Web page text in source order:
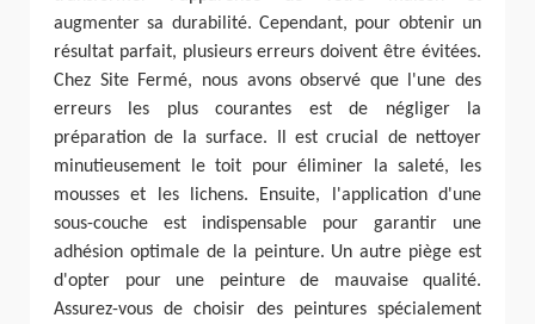
augmenter sa durabilité. Cependant, pour obtenir un
résultat parfait, plusieurs erreurs doivent être évitées.
Chez Site Fermé, nous avons observé que l'une des
erreurs les plus courantes est de négliger la
préparation de la surface. Il est crucial de nettoyer
minutieusement le toit pour éliminer la saleté, les
mousses et les lichens. Ensuite, l'application d'une
sous-couche est indispensable pour garantir une
adhésion optimale de la peinture. Un autre piège est
d'opter pour une peinture de mauvaise qualité.
Assurez-vous de choisir des peintures spécialement